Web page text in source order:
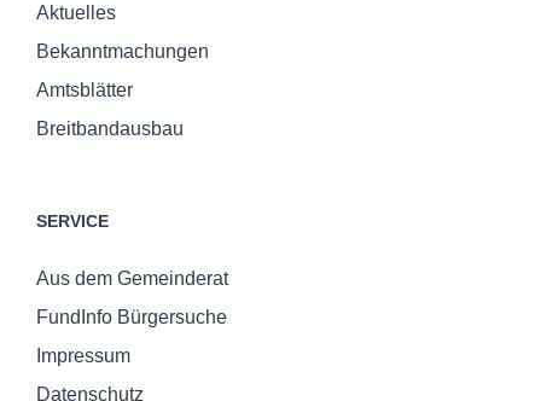
Aktuelles
Bekanntmachungen
Amtsblätter
Breitbandausbau
SERVICE
Aus dem Gemeinderat
FundInfo Bürgersuche
Impressum
Datenschutz